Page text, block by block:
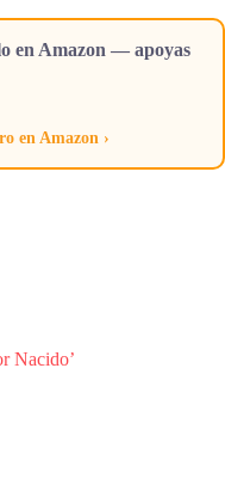
en Amazon — apoyas
en Amazon ›
Nacido’